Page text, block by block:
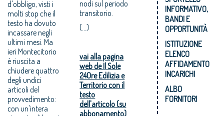
d'obbligo, visti i
molti stop che il
testo ha dovuto
incassare negli
ultimi mesi. Ma
ieri Montecitorio
è riuscita a
chiudere quattro
degli undici
articoli del
provvedimento:
con un'intera
nodi sul periodo
transitorio.
(...)
vai alla pagina
web de Il Sole
24Ore Edilizia e
Territorio con il
testo
dell'articolo (su
abbonamento)
INFORMATIVO,
BANDI E
OPPORTUNITÀ
ISTITUZIONE
ELENCO
AFFIDAMENTO
INCARICHI
ALBO
FORNITORI